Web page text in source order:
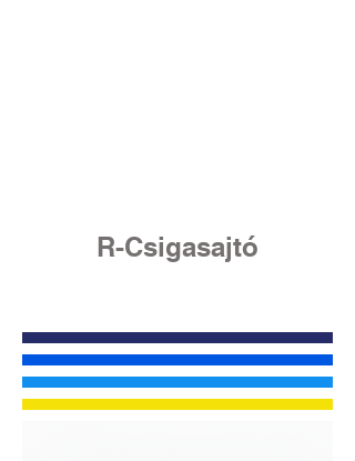
R-Csigasajtó